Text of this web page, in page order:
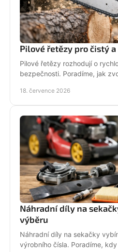
Pilové řetězy pro čistý
Pilové řetězy rozhodují o
bezpečnosti. Poradíme, jak
18. července 2026
Náhradní díly na
výběru
Náhradní díly na sekačky
výrobního čísla. Poradíme,